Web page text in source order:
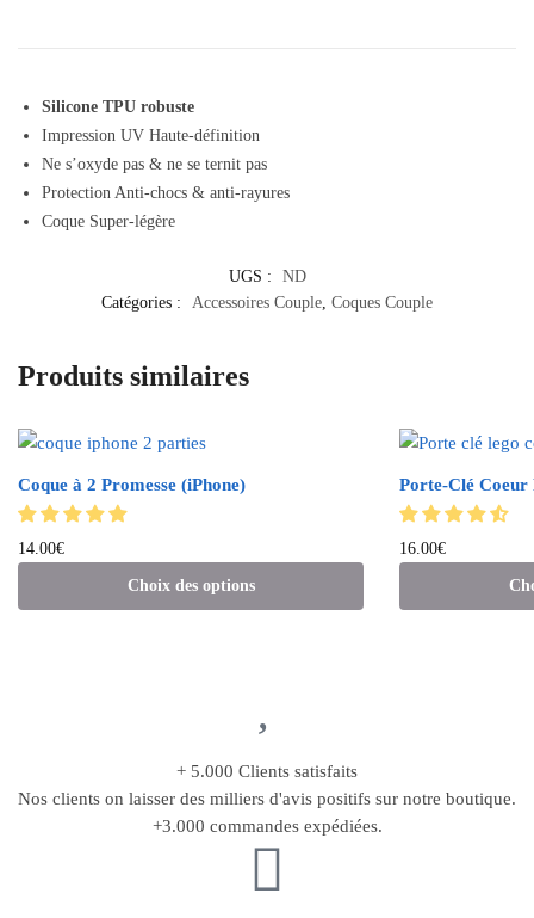
Silicone TPU robuste
Impression UV Haute-définition
Ne s’oxyde pas & ne se ternit pas
Protection Anti-chocs & anti-rayures
Coque Super-légère
UGS :
ND
Catégories :
Accessoires Couple, Coques Couple
Produits similaires
Coque à 2 Promesse (iPhone)
14.00€
Choix des options
Porte-Clé Coeur
16.00€
+ 5.000 Clients satisfaits
Nos clients on laisser des milliers d'avis positifs sur notre boutique.
+3.000 commandes expédiées.